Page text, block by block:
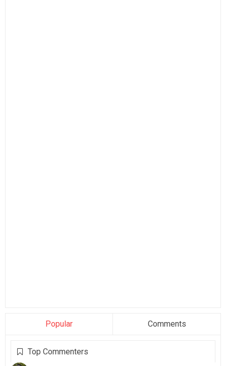
Popular Comments
Top Commenters